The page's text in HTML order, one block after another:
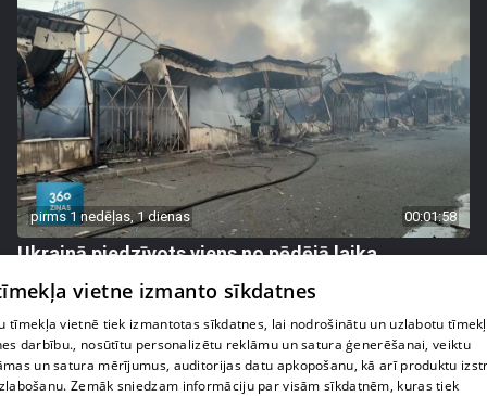
pirms 1 nedēļas, 1 dienas 00:01:58
Ukrainā piedzīvots viens no pēdējā laika
409. epizodevietne izmanto sīkdatnes
tīmekļa vietnē tiek izmantotas sīkdatnes, lai nodrošinātu un uzlabotu
darbību., nosūtītu personalizētu reklāmu un satura ģenerēšanai, veiktu
un satura mērījumus, auditorijas datu apkopošanu, kā arī produktu
Zemāk sniedzam informāciju par visām sīkdatnēm, kuras tiek